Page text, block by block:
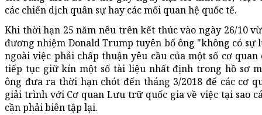
các chiến dịch quân sự hay các mối quan hệ quốc tế.
Khi thời hạn 25 năm nêu trên kết thúc vào ngày 26/10
đương nhiệm Donald Trump tuyên bố ông "không có sự
ngoài việc phải chấp thuận yêu cầu của một số cơ
tiếp tục giữ kín một số tài liệu nhất định trong hồ sơ
ông đưa ra thời hạn chót đến tháng 3/2018 để các cơ
giải trình với Cơ quan Lưu trữ quốc gia về việc tại sao
cần phải biên tập lại.